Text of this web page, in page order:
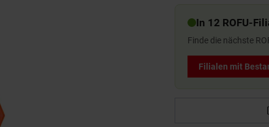
In 12 ROFU-
Finde die nächste
Filialen mit